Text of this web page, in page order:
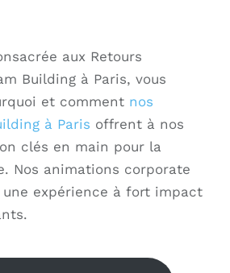
aux Retours
Building à Paris, vous
et comment nos
à Paris offrent à nos
clés en main pour la
Nos animations corporate
expérience à fort impact